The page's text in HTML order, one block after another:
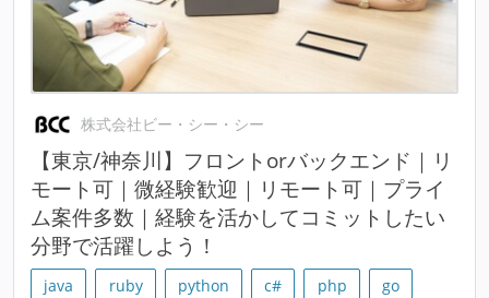
株式会社ビー・シー・シー
【東京/神奈川】フロントorバックエンド｜リ
モート可｜微経験歓迎｜リモート可｜プライ
ム案件多数｜経験を活かしてコミットしたい
分野で活躍しよう！
java ruby python c# php
go